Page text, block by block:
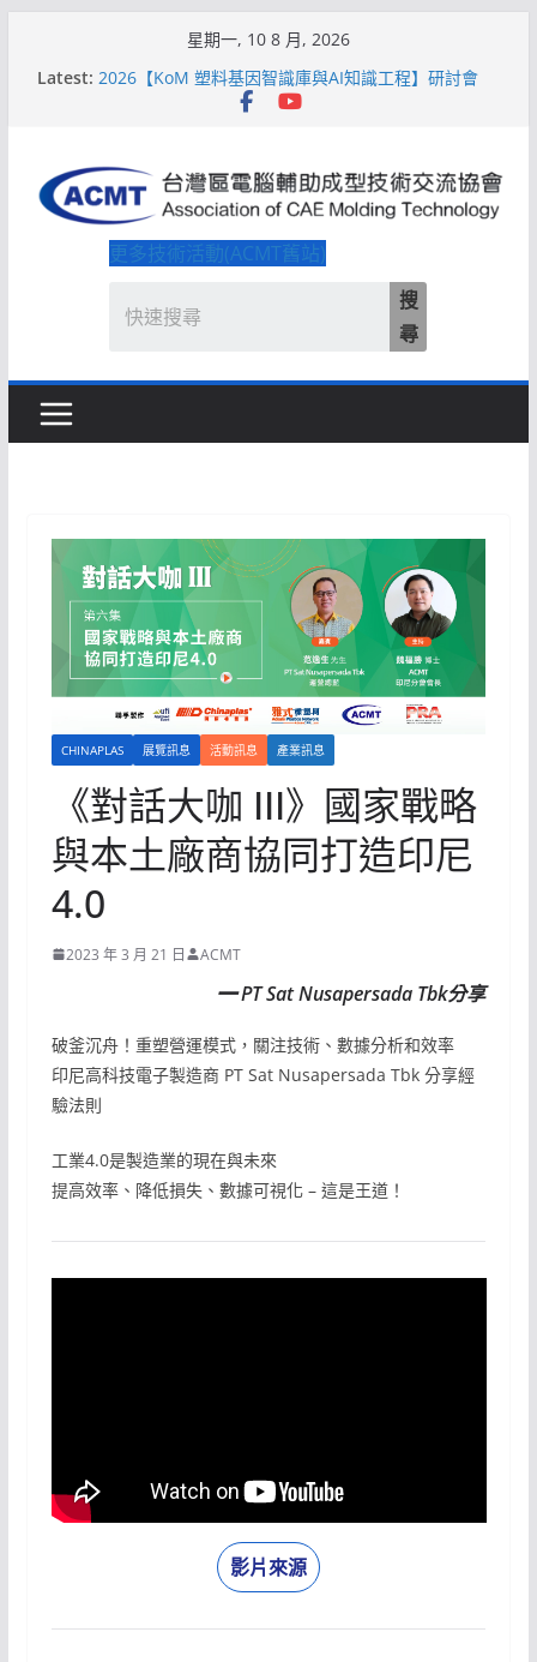
星期一, 10 8 月, 2026
Latest: 2026【KoM 塑料基因智識庫與AI知識工程】研討會
【培訓課程】【ACMT Ｔ零量產】模具估報價：貫穿
具展重磅登場
ACMT打造「Smart Molding 模塑智造平台」主題館
2026【QoM 射出成型高品質穩定生產】研討會
更多技術活動(ACMT舊站)
搜
尋
CHINAPLAS 展覽訊息 活動訊息 產業訊息
《對話大咖 III》國家戰略
與本土廠商協同打造印尼
4.0
2023 年 3 月 21 日 ACMT
━ PT Sat Nusapersada Tbk分享
破釜沉舟！重塑營運模式，關注技術、數據分析和效率
印尼高科技電子製造商 PT Sat Nusapersada Tbk 分享經
驗法則
工業4.0是製造業的現在與未來
提高效率、降低損失、數據可視化 – 這是王道！
影片來源